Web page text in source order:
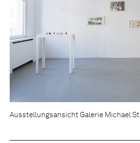
Ausstellungsansicht Galerie Michael